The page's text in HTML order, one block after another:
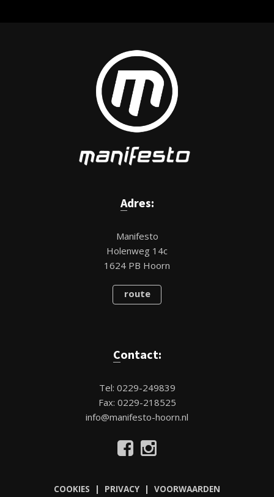
Adres:
Manifesto
Holenweg 14c
1624 PB Hoorn
route
Contact:
Tel: 0229-249839
Fax: 0229-218525
info@manifesto-hoorn.nl
COOKIES | PRIVACY | VOORWAARDEN